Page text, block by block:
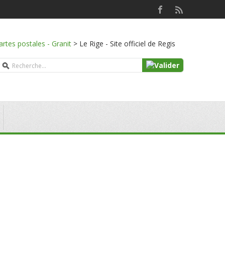
postales - Granit > Le Rige - Site officiel de Regis